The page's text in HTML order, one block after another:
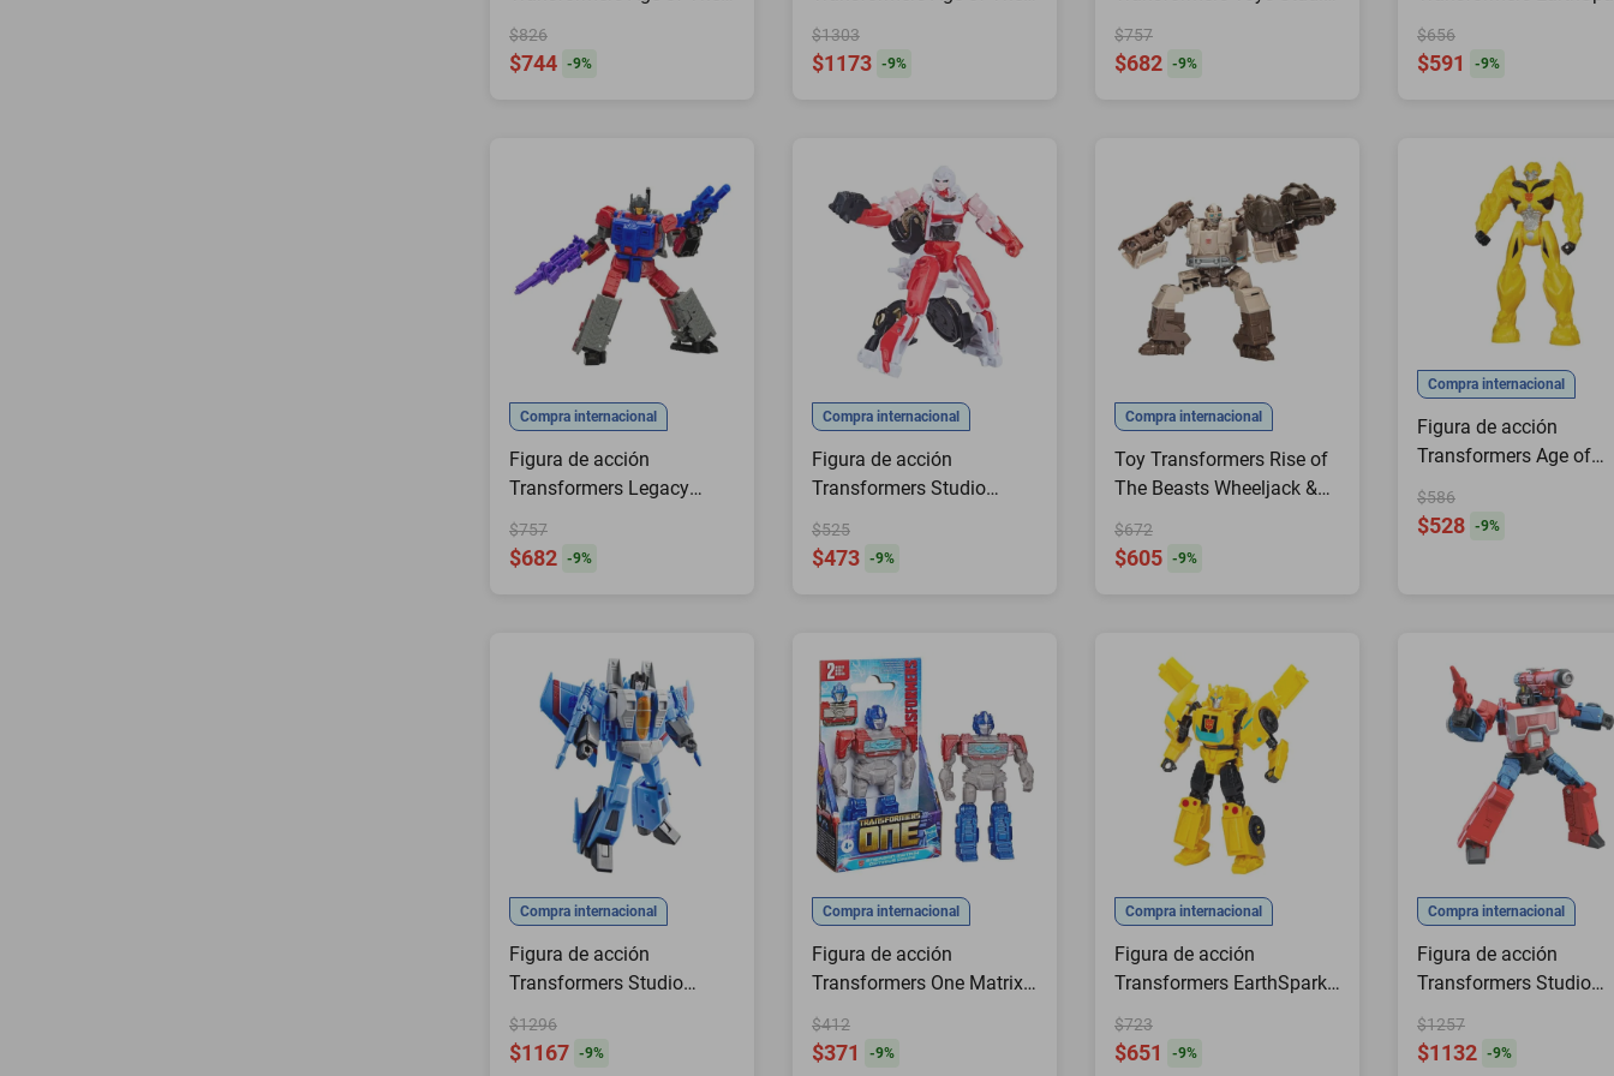
Primes Quintus Prime
$826
$744 -9%
Primes Voyager 14 cm
$1303
$1173 -9%
Series Bumblebee
$757
$682 -9%
Deluxe Prowl 12 cm
$656
$591 -9%
Compra internacional
Figura de acción
Transformers Legacy
United Deluxe Quake 14
cm
$757
$682 -9%
Compra internacional
Figura de acción
Transformers Studio
Series Rise of The Beasts
$525
$473 -9%
Compra internacional
Toy Transformers Rise of
The Beasts Wheeljack &
Rhinox de 5 pulgadas
$672
$605 -9%
Compra internacional
Figura de acción
Transformers Age of
Extinction Bumblebee
cm
$586
$528 -9%
Compra internacional
Figura de acción
Transformers Studio
Series Thundercracker
$1296
$1167 -9%
Compra internacional
Figura de acción
Transformers One Matrix
Optimus Prime 115 cm
$412
$371 -9%
Compra internacional
Figura de acción
Transformers EarthSpark
Warrior Bumblebee 125
cm
$723
$651 -9%
Compra internacional
Figura de acción
Transformers Studio
Series 86-11 Perceptor
$1257
$1132 -9%